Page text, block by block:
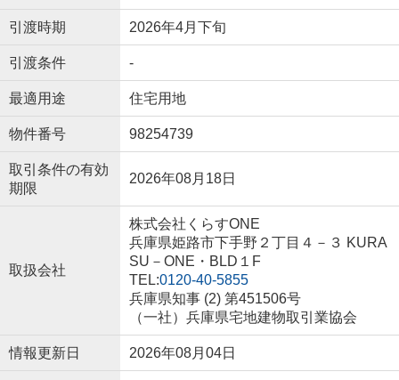
引渡時期 2026年4月下旬
引渡条件 -
最適用途 住宅用地
物件番号 98254739
取引条件の有効
期限
2026年08月18日
取扱会社
株式会社くらすONE
兵庫県姫路市下手野２丁目４－３ KURA
SU－ONE・BLD１F
TEL:0120-40-5855
兵庫県知事 (2) 第451506号
（一社）兵庫県宅地建物取引業協会
情報更新日 2026年08月04日